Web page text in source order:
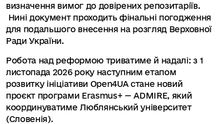
визначення вимог до довірених репозитаріїв.
Нині документ проходить фінальні погодження
для подальшого внесення на розгляд Верховної
Ради України.
Робота над реформою триватиме й надалі: з 1
листопада 2026 року наступним етапом
розвитку ініціативи Open4UA стане новий
проєкт програми Erasmus+ — ADMIRE, який
координуватиме Люблянський університет
(Словенія).